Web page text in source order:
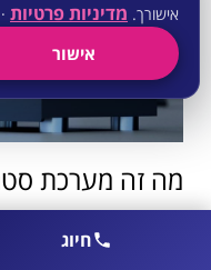
מה זה מערכת
משוכללות פחות. אחת הדרכים
חיוג
אישורך. מדיניות פרטיות ·
אישור